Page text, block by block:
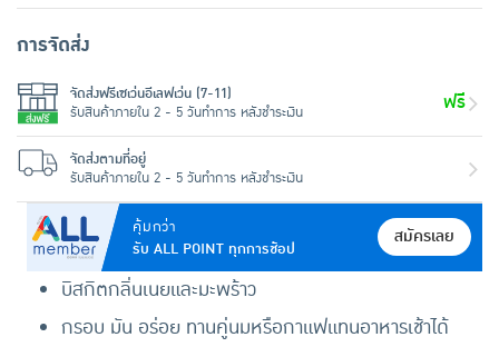
คุ้มกว่า
รับ ALL POINT ทุกการช้อป
สมัครเลย
บิสกิตกลิ่นเนยและมะพร้าว
กรอบ มัน อร่อย ทานคู่นมหรือกาแฟแทนอาหารเช้าได้
การจัดส่ง
จัดส่งฟรีเซเว่นอีเลฟเว่น (7-11)
รับสินค้าภายใน 2 - 5 วันทำการ หลังชำระเงิน
ฟรี
จัดส่งตามที่อยู่
รับสินค้าภายใน 2 - 5 วันทำการ หลังชำระเงิน